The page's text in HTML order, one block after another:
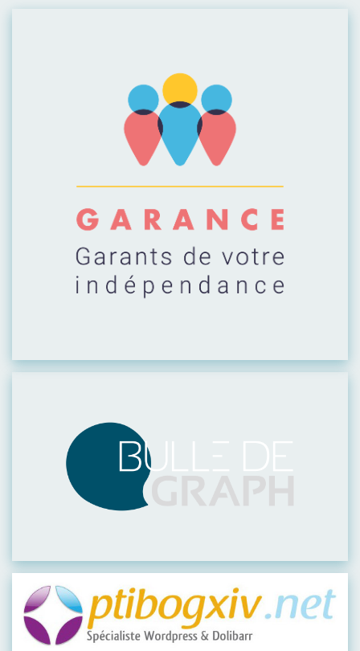
Visiter leur site